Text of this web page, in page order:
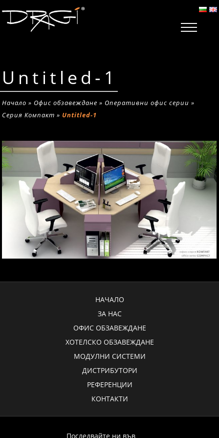
Untitled-1
Начало » Офис обзавеждане » Оперативни офис серии »
Серия Компакт » Untitled-1
НАЧАЛО
ЗА НАС
ОФИС ОБЗАВЕЖДАНЕ
ХОТЕЛСКО ОБЗАВЕЖДАНЕ
МОДУЛНИ СИСТЕМИ
ДИСТРИБУТОРИ
РЕФЕРЕНЦИИ
КОНТАКТИ
Последвайте ни във